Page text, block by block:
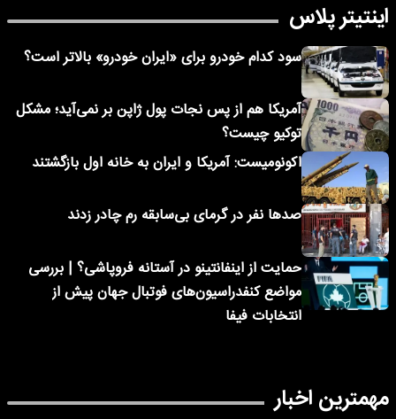
اینتیتر پلاس
سود کدام خودرو برای «ایران خودرو» بالاتر است؟
آمریکا هم از پس نجات پول ژاپن بر نمی‌آید؛ مشکل
توکیو چیست؟
اکونومیست: آمریکا و ایران به خانه اول بازگشتند
صدها نفر در گرمای بی‌سابقه رم چادر زدند
حمایت از اینفانتینو در آستانه فروپاشی؟ | بررسی
مواضع کنفدراسیون‌های فوتبال جهان پیش از
انتخابات فیفا
مهمترین اخبار